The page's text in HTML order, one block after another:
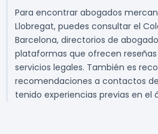
Para encontrar abogados
Llobregat, puedes consultar el
Barcelona, directorios de
plataformas que ofrecen
servicios legales. También es
recomendaciones a contactos
tenido experiencias previas en el